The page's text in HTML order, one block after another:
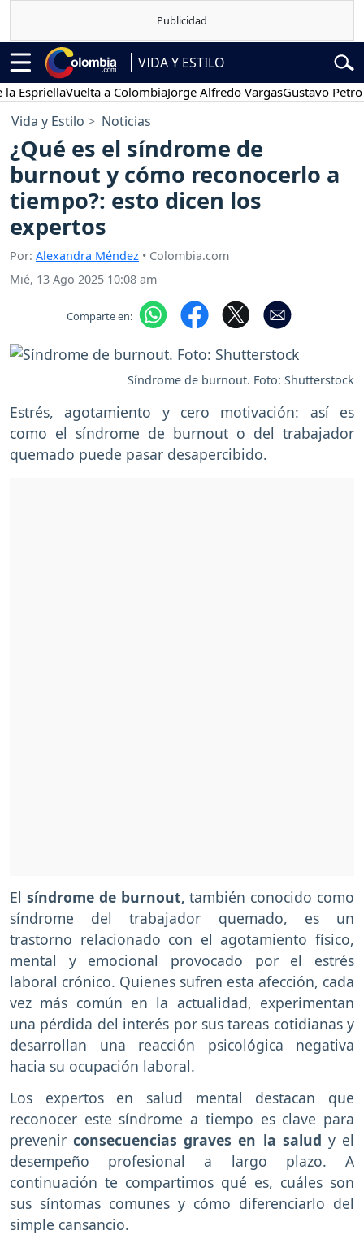
VIDA Y ESTILO
Vuelta a ColombiaJorge Alfredo VargasGustavo Petro
Vida y Estilo Noticias
¿Qué es el síndrome de
burnout y cómo reconocerlo a
tiempo?: esto dicen los
expertos
Por: Alexandra Méndez • Colombia.com
Mié, 13 Ago 2025 10:08 am
Comparte en:
Síndrome de burnout. Foto: Shutterstock
Estrés, agotamiento y cero motivación: así es
como el síndrome de burnout o del trabajador
quemado puede pasar desapercibido.
El síndrome de burnout, también conocido como
síndrome del trabajador quemado, es un
trastorno relacionado con el agotamiento físico,
mental y emocional provocado por el estrés
laboral crónico. Quienes sufren esta afección, cada
vez más común en la actualidad, experimentan
una pérdida del interés por sus tareas cotidianas y
desarrollan una reacción psicológica negativa
hacia su ocupación laboral.
Los expertos en salud mental destacan que
reconocer este síndrome a tiempo es clave para
prevenirconsecuencias graves en la salud y el
desempeño profesional a largo plazo. A
continuación te compartimos qué es, cuáles son
sus síntomas comunes y cómo diferenciarlo del
simple cansancio.